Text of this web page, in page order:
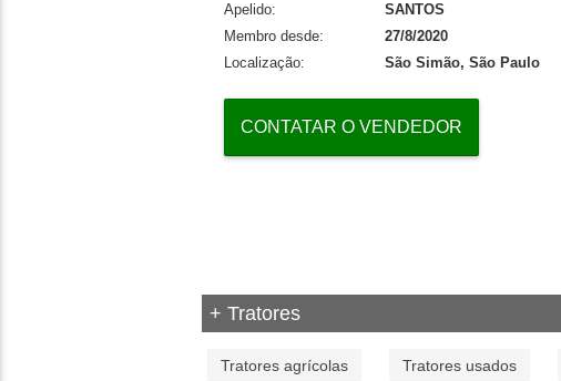
Apelido:
SANTOS
Membro desde:
27/8/2020
Localização:
São Simão, São Paulo
CONTATAR O VENDEDOR
+ Tratores
Tratores agrícolas Tratores usados